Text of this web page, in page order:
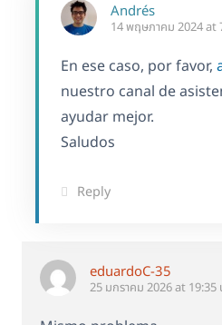
Andrés
14 พฤษภาคม 2024 at
En ese caso, por favor,
nuestro canal de
ayudar mejor.
Saludos
Reply
eduardoC-35
25 มกราคม 2026 at 19:35